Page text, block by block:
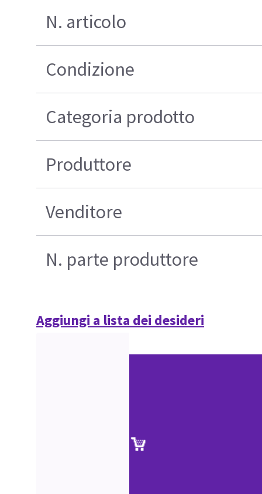
N. articolo
Condizione
Categoria prodotto
Produttore
Venditore
N. parte produttore
Aggiungi a lista dei desideri